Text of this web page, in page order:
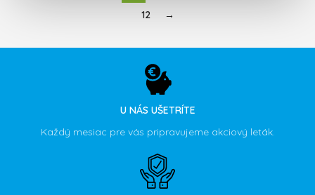
12
→
U NÁS UŠETRÍTE
Každý mesiac pre vás pripravujeme akciový leták.